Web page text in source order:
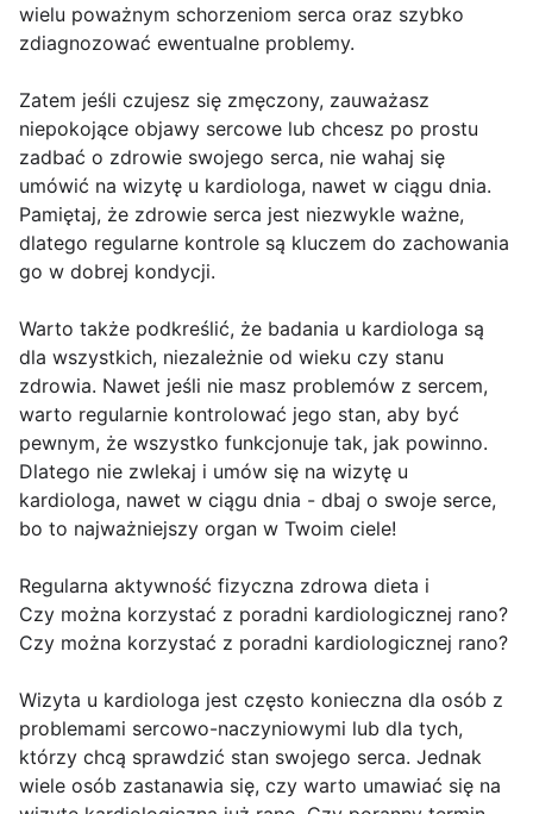
wielu poważnym schorzeniom serca oraz szybko
zdiagnozować ewentualne problemy.
Zatem jeśli czujesz się zmęczony, zauważasz
niepokojące objawy sercowe lub chcesz po prostu
zadbać o zdrowie swojego serca, nie wahaj się
umówić na wizytę u kardiologa, nawet w ciągu dnia.
Pamiętaj, że zdrowie serca jest niezwykle ważne,
dlatego regularne kontrole są kluczem do zachowania
go w dobrej kondycji.
Warto także podkreślić, że badania u kardiologa są
dla wszystkich, niezależnie od wieku czy stanu
zdrowia. Nawet jeśli nie masz problemów z sercem,
warto regularnie kontrolować jego stan, aby być
pewnym, że wszystko funkcjonuje tak, jak powinno.
Dlatego nie zwlekaj i umów się na wizytę u
kardiologa, nawet w ciągu dnia - dbaj o swoje serce,
bo to najważniejszy organ w Twoim ciele!
Regularna aktywność fizyczna zdrowa dieta i
Czy można korzystać z poradni kardiologicznej rano?
Czy można korzystać z poradni kardiologicznej rano?
Wizyta u kardiologa jest często konieczna dla osób z
problemami sercowo-naczyniowymi lub dla tych,
którzy chcą sprawdzić stan swojego serca. Jednak
wiele osób zastanawia się, czy warto umawiać się na